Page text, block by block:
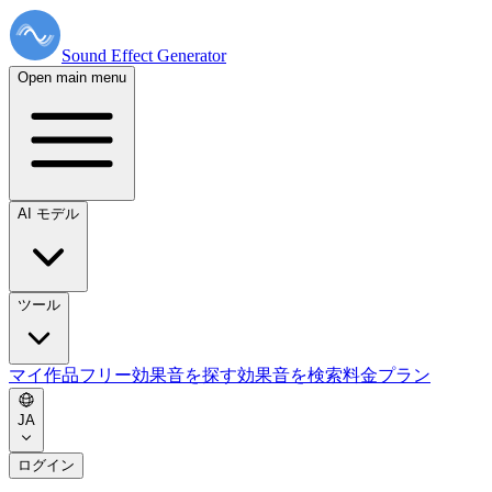
Sound Effect Generator
Open main menu
AI モデル
ツール
マイ作品フリー効果音を探す効果音を検索料金プラン
JA
ログイン